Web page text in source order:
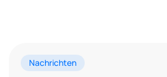
Nachrichten